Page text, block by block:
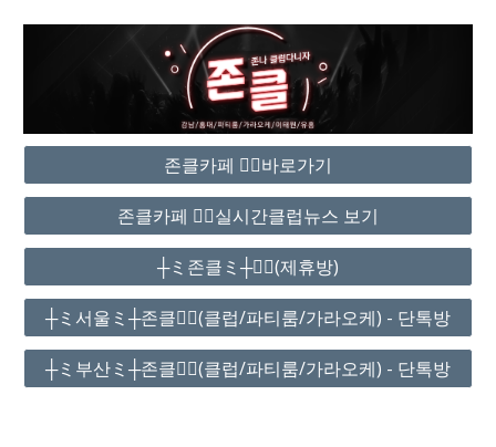
존클카페 ❤️‍🔥바로가기
존클카페 ❤️‍🔥실시간클럽뉴스 보기
┼ミ존클ミ┼❤️‍🔥(제휴방)
┼ミ서울ミ┼존클❤️‍🔥(클럽/파티룸/가라오케) - 단톡방
┼ミ부산ミ┼존클❤️‍🔥(클럽/파티룸/가라오케) - 단톡방